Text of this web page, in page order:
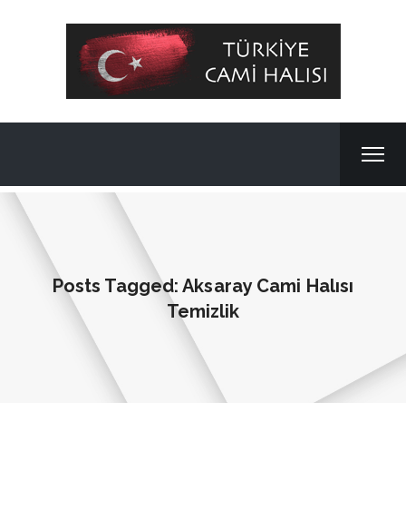
Posts Tagged: Aksaray Cami Halısı
Temizlik